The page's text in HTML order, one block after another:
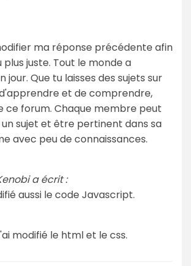
ma réponse précédente afin
plus juste. Tout le monde a
jour. Que tu laisses des sujets sur
et de comprendre,
ce forum. Chaque membre peut
sujet et être pertinent dans sa
avec peu de connaissances.
a écrit :
aussi le code Javascript.
modifié le html et le css.